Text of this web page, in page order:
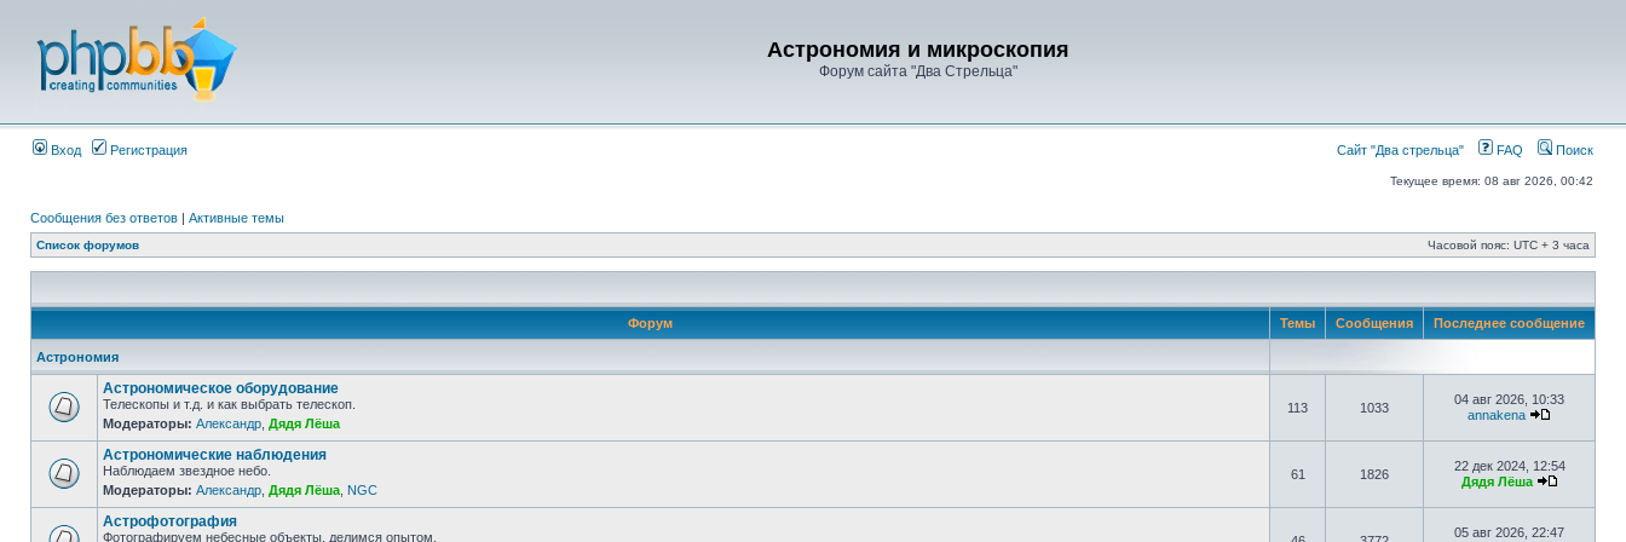
Астрономия и микроскопия
Форум сайта "Два Стрельца"
Вход Регистрация Сайт "Два стрельца" FAQ Поиск
Текущее время: 08 авг 2026, 00:42
Сообщения без ответов | Активные темы
Список форумов Часовой пояс: UTC + 3 часа
Форум Темы Сообщения Последнее сообщение
Астрономия
Астрономическое оборудование
Телескопы и т.д. и как выбрать телескоп.
Модераторы: Александр Дядя Лёша
113 1033
04 авг 2026, 10:33
annakena
Астрономические наблюдения
Наблюдаем звездное небо.
Модераторы: Александр Дядя Лёша NGC
61 1826
22 дек 2024, 12:54
Дядя Лёша
Астрофотография
Фотографируем небесные объекты, делимся опытом.
05 авг 2026, 22:47